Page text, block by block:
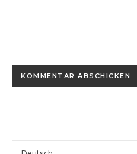
Sprache auswählen